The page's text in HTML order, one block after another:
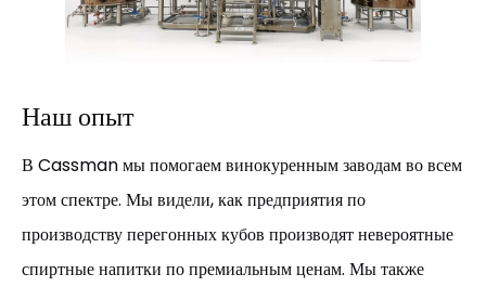
Наш опыт
В Cassman мы помогаем винокуренным заводам во всем
этом спектре. Мы видели, как предприятия по
производству перегонных кубов производят невероятные
спиртные напитки по премиальным ценам. Мы также